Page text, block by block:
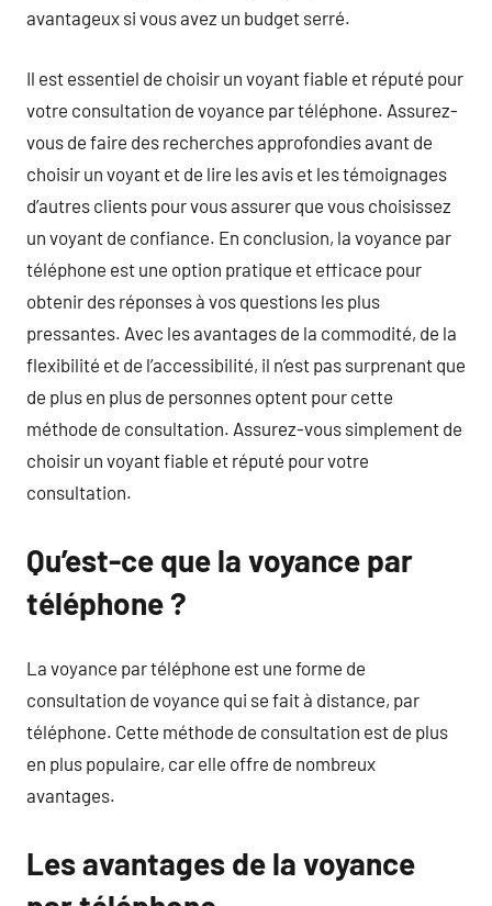
avantageux si vous avez un budget serré.
Il est essentiel de choisir un voyant fiable et réputé pour
votre consultation de voyance par téléphone. Assurez-
vous de faire des recherches approfondies avant de
choisir un voyant et de lire les avis et les témoignages
d’autres clients pour vous assurer que vous choisissez
un voyant de confiance. En conclusion, la voyance par
téléphone est une option pratique et efficace pour
obtenir des réponses à vos questions les plus
pressantes. Avec les avantages de la commodité, de la
flexibilité et de l’accessibilité, il n’est pas surprenant que
de plus en plus de personnes optent pour cette
méthode de consultation. Assurez-vous simplement de
choisir un voyant fiable et réputé pour votre
consultation.
Qu’est-ce que la voyance par
téléphone ?
La voyance par téléphone est une forme de
consultation de voyance qui se fait à distance, par
téléphone. Cette méthode de consultation est de plus
en plus populaire, car elle offre de nombreux
avantages.
Les avantages de la voyance